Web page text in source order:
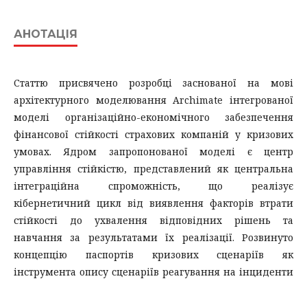
АНОТАЦІЯ
Статтю присвячено розробці заснованої на мові
архітектурного моделювання Archimate інтегрованої
моделі організаційно-економічного забезпечення
фінансової стійкості страхових компаній у кризових
умовах. Ядром запропонованої моделі є центр
управління стійкістю, представлений як центральна
інтеграційна спроможність, що реалізує
кібернетичний цикл від виявлення факторів втрати
стійкості до ухвалення відповідних рішень та
навчання за результатами їх реалізації. Розвинуто
концепцію паспортів кризових сценаріїв як
інструмента опису сценаріїв реагування на інциденти